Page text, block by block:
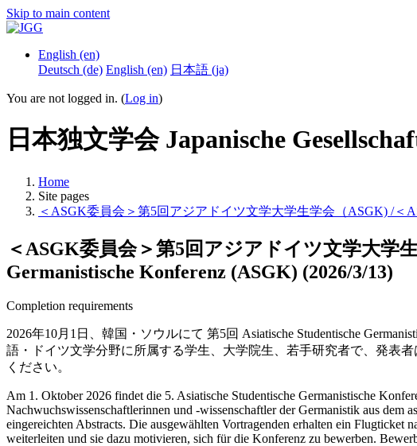
Skip to main content
English ‎(en)‎
Deutsch ‎(de)‎ English ‎(en)‎ 日本語 ‎(ja)‎
You are not logged in. (Log in)
日本独文学会 Japanische
Home
Site pages
＜ASGK委員会＞第5回アジアドイツ文学大学生学会（ASGK) /＜
＜ASGK委員会＞第5回アジアドイツ文学大学
Germanistische Konferenz (ASGK) (2026/3/13)
Completion requirements
2026年10月1日、韓国・ソウルにて 第5回 Asiatische Studentische
語・ドイツ文学分野に所属する学生、大学院生、若手研究者で、発表
ください。
Am 1. Oktober 2026 findet die 5. Asiatische Studentische Germanistische
Nachwuchswissenschaftlerinnen und -wissenschaftlerderGermanistik aus dem
eingereichten Abstracts. Die ausgewählten Vortragenden erhalten ein Flugticket
weiterleiten und sie dazu motivieren, sich fürdie Konferenz zu bewerben.